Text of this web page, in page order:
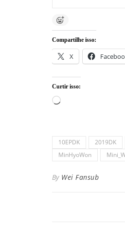
Compartilhe isso:
X
Curtir isso:
Carregando...
10EPDK 2019DK
MinHyoWon
By Wei Fansub